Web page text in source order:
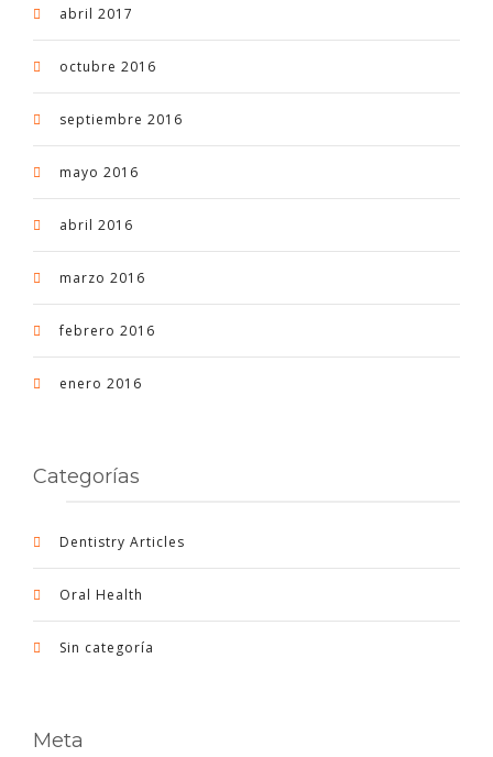
abril 2017
octubre 2016
septiembre 2016
mayo 2016
abril 2016
marzo 2016
febrero 2016
enero 2016
Categorías
Dentistry Articles
Oral Health
Sin categoría
Meta